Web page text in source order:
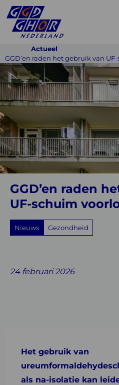
Actueel
GGD’en raden het gebruik van
GGD’en
raden
het
gebruik
van
UF-
schuim
voorlopig
af
GGD’en raden
UF-schuim
Nieuws Gezondheid
on on on withon
24 februari 2026
Het gebruik van
als na-isolatie kan